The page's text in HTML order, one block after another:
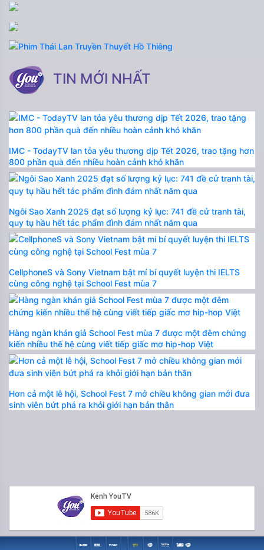
TIN MỚI NHẤT
IMC - TodayTV lan tỏa yêu thương dịp Tết 2026, trao tặng hơn
800 phần quà đến nhiều hoàn cảnh khó khăn
Ngôi Sao Xanh 2025 đạt số lượng kỷ lục: 741 đề cử tranh tài,
quy tụ hầu hết tác phẩm đình đám nhất năm qua
CellphoneS và Sony Vietnam bật mí bí quyết luyện thi IELTS
cùng công nghệ tại School Fest mùa 7
Hàng ngàn khán giả School Fest mùa 7 được một đêm chứng
kiến nhiều thế hệ cùng viết tiếp giấc mơ hip-hop Việt
Hơn cả một lễ hội, School Fest 7 mở chiều không gian mới đưa
sinh viên bứt phá ra khỏi giới hạn bản thân